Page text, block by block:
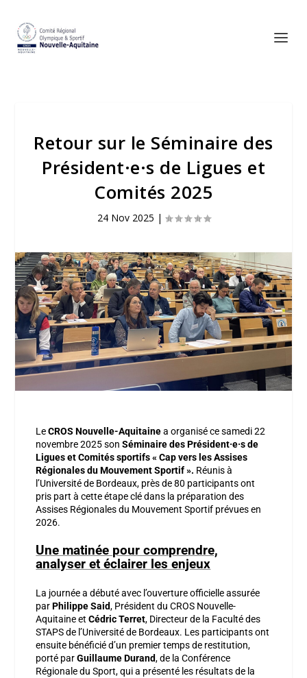
Retour sur le Séminaire des
Président·e·s de Ligues et
Comités 2025
24 Nov 2025 |
LeCROS Nouvelle-Aquitainea organisé ce samedi 22
novembre 2025 sonSéminaire des Président·e·s de
Ligues et Comités sportifs « Cap vers les Assises
Régionales du Mouvement Sportif ». Réunis à
l’Université de Bordeaux, près de 80 participants ont
pris part à cette étape clé dans la préparation des
Assises Régionales du Mouvement Sportif prévues en
2026.
Une matinée pour comprendre,
analyser et éclairer les enjeux
La journée a débuté avec l’ouverture officielle assurée
parPhilippe Said, Président du CROS Nouvelle-
Aquitaine etCédric Terret, Directeur de la Faculté des
STAPS de l’Université de Bordeaux. Les participants ont
ensuite bénéficié d’un premier temps de restitution,
porté parGuillaume Durand, de la Conférence
Régionale du Sport, qui a présenté les résultats de la